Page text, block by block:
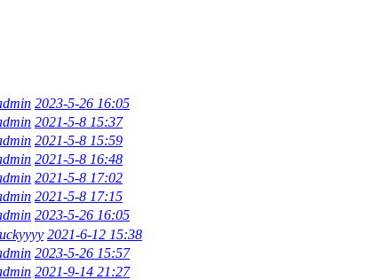
2023-5-26 16:05
2021-5-8 15:37
2021-5-8 15:59
2021-5-8 16:48
2021-5-8 17:02
2021-5-8 17:15
2023-5-26 16:05
2021-6-12 15:38
2023-5-26 15:57
2021-9-14 21:27